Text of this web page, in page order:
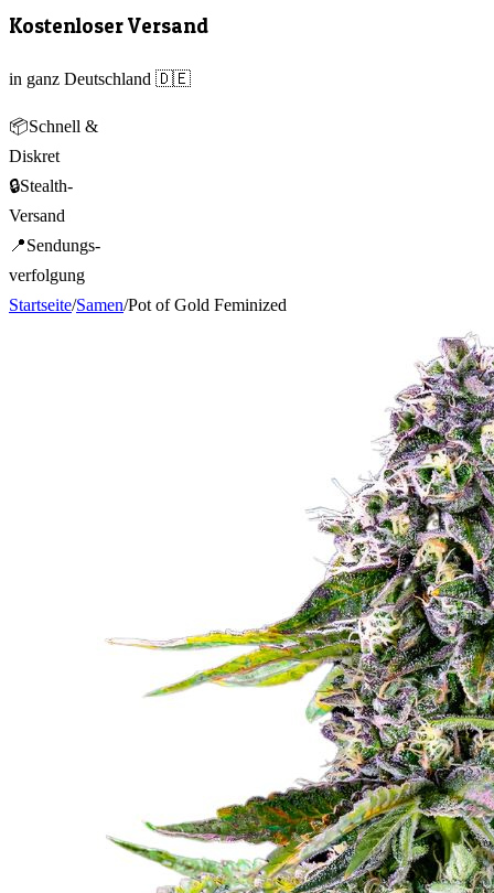
Kostenloser Versand
in ganz Deutschland 🇩🇪
📦Schnell &
Diskret
🔒Stealth-
Versand
📍Sendungs-
verfolgung
Startseite/Samen/Pot of Gold Feminized